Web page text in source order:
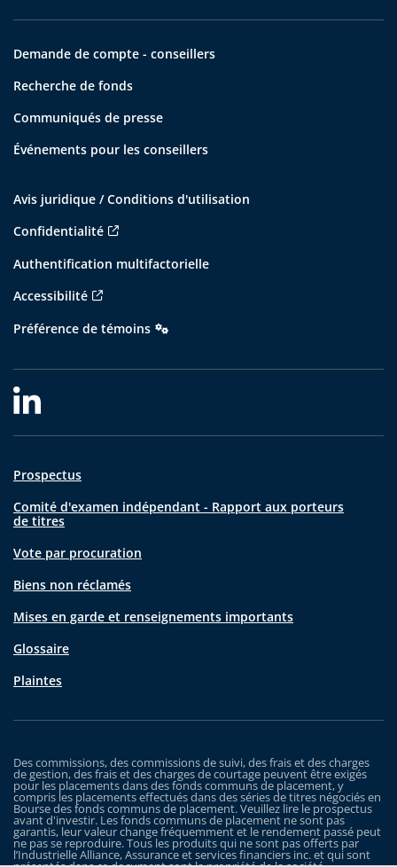
Demande de compte - conseillers
Recherche de fonds
Communiqués de presse
Événements pour les conseillers
Avis juridique / Conditions d'utilisation
Confidentialité
Authentification multifactorielle
Accessibilité
Préférence de témoins
Prospectus
Comité d'examen indépendant - Rapport aux porteurs
de titres
Vote par procuration
Biens non réclamés
Mises en garde et renseignements importants
Glossaire
Plaintes
Des commissions, des commissions de suivi, des frais et des charges
de gestion, des frais et des charges de courtage peuvent être exigés
pour les placements dans des fonds communs de placement, y
compris les placements effectués dans des séries de titres négociés en
Bourse des fonds communs de placement. Veuillez lire le prospectus
avant d'investir. Les fonds communs de placement ne sont pas
garantis, leur valeur change fréquemment et le rendement passé peut
ne pas se reproduire. Tous les produits qui ne sont pas offerts par
l’Industrielle Alliance, Assurance et services financiers inc. et qui sont